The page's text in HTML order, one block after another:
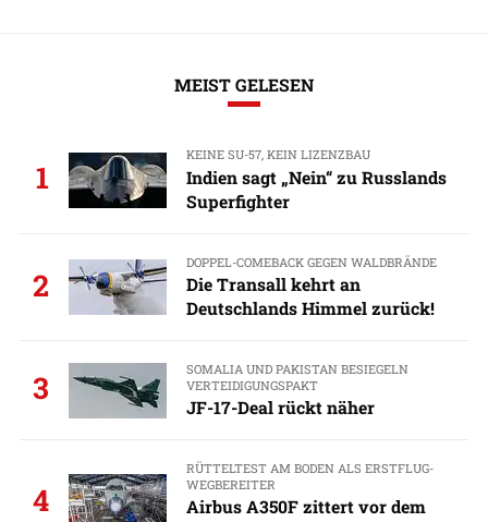
MEIST GELESEN
1
KEINE SU-57, KEIN LIZENZBAU
Indien sagt „Nein“ zu Russlands
Superfighter
2
DOPPEL-COMEBACK GEGEN WALDBRÄNDE
Die Transall kehrt an
Deutschlands Himmel zurück!
3
SOMALIA UND PAKISTAN BESIEGELN
VERTEIDIGUNGSPAKT
JF-17-Deal rückt näher
4
RÜTTELTEST AM BODEN ALS ERSTFLUG-
WEGBEREITER
Airbus A350F zittert vor dem